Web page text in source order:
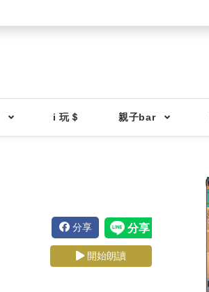
i 玩＄ 親子bar
分享
開始朗讀